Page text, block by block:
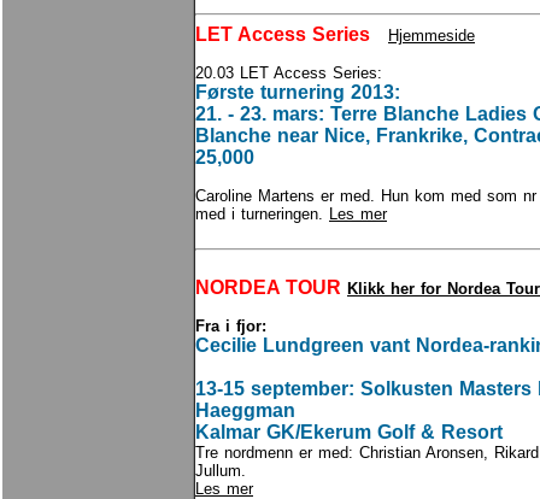
LET Access Series Hjemmeside
20.03 LET Access Series:
Første turnering 2013:
21. - 23. mars: Terre Blanche Ladies
Blanche near Nice, Frankrike,
25,000
Caroline Martens er med. Hun kom med som
med i turneringen.
Les mer
NORDEA TOUR Klikk her for Nordea Tour
Fra i fjor:
Cecilie Lundgreen vant Nordea-
13-15 september: Solkusten
Haeggman
Kalmar GK/Ekerum Golf & Resort
Tre nordmenn er med: Christian Aronsen,
Jullum.
Les mer